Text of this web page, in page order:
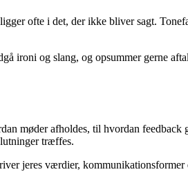
ofte i det, der ikke bliver sagt.
ironi og slang, og opsummer gerne
møder afholdes, til hvordan
træffes.
jeres værdier,